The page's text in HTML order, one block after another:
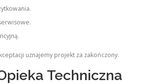
uznajemy projekt za zakończony.
Techniczna